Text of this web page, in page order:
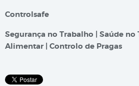
Controlsafe
Segurança no Trabalho | Saúde no
Alimentar | Controlo de Pragas